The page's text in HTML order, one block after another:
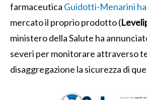
farmaceutica Guidotti-Menarini
mercato il proprio prodotto (
ministero della Salute ha
severi per monitorare attraverso
disaggregazione la sicurezza di